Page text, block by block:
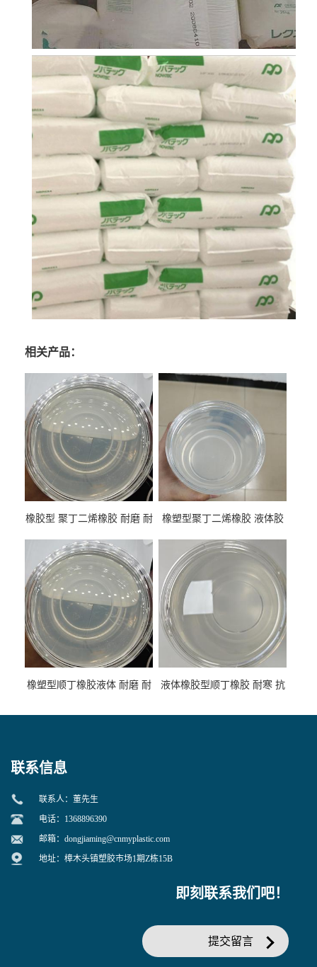
相关产品：
橡胶型 聚丁二烯橡胶 耐磨 耐
性
橡塑型聚丁二烯橡胶 液体胶
专用
橡塑型顺丁橡胶液体 耐磨 耐
液体橡胶型顺丁橡胶 耐寒 抗
联系信息
联系人：董先生
电话：1368896390
邮箱： dongjiaming@cnmyplastic.com
地址：樟木头镇塑胶市场1期Z栋15B
即刻联系我们吧！
提交留言